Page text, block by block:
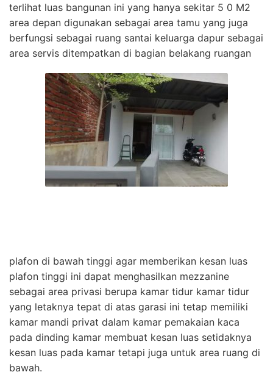
terlihat luas bangunan ini yang hanya sekitar 5 0 M2
area depan digunakan sebagai area tamu yang juga
berfungsi sebagai ruang santai keluarga dapur sebagai
area servis ditempatkan di bagian belakang ruangan
plafon di bawah tinggi agar memberikan kesan luas
plafon tinggi ini dapat menghasilkan mezzanine
sebagai area privasi berupa kamar tidur kamar tidur
yang letaknya tepat di atas garasi ini tetap memiliki
kamar mandi privat dalam kamar pemakaian kaca
pada dinding kamar membuat kesan luas setidaknya
kesan luas pada kamar tetapi juga untuk area ruang di
bawah.